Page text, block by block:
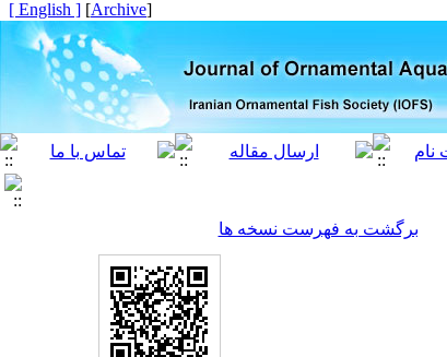
[
Archive
]
[ English ]
برگشت به فهرست نسخه ها